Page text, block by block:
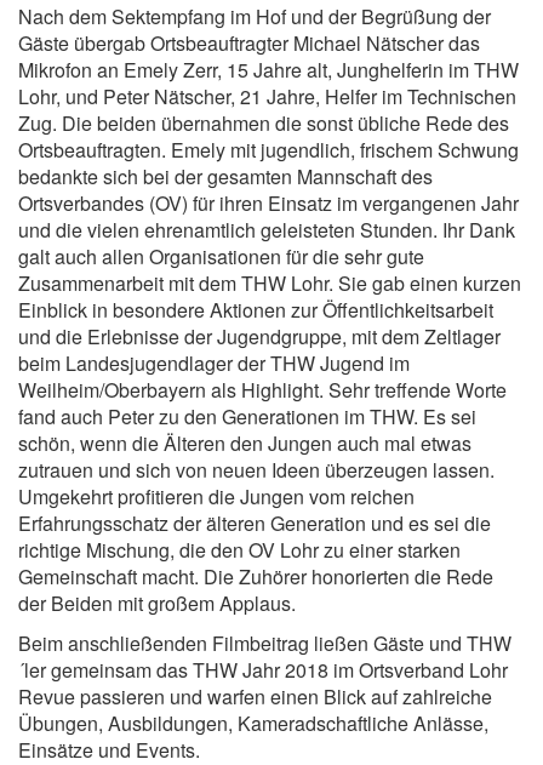
Nach dem Sektempfang im Hof und der Begrüßung der
Gäste übergab Ortsbeauftragter Michael Nätscher das
Mikrofon an Emely Zerr, 15 Jahre alt, Junghelferin im THW
Lohr, und Peter Nätscher, 21 Jahre, Helfer im Technischen
Zug. Die beiden übernahmen die sonst übliche Rede des
Ortsbeauftragten. Emely mit jugendlich, frischem Schwung
bedankte sich bei der gesamten Mannschaft des
Ortsverbandes (OV) für ihren Einsatz im vergangenen Jahr
und die vielen ehrenamtlich geleisteten Stunden. Ihr Dank
galt auch allen Organisationen für die sehr gute
Zusammenarbeit mit dem THW Lohr. Sie gab einen kurzen
Einblick in besondere Aktionen zur Öffentlichkeitsarbeit
und die Erlebnisse der Jugendgruppe, mit dem Zeltlager
beim Landesjugendlager der THW Jugend im
Weilheim/Oberbayern als Highlight. Sehr treffende Worte
fand auch Peter zu den Generationen im THW. Es sei
schön, wenn die Älteren den Jungen auch mal etwas
zutrauen und sich von neuen Ideen überzeugen lassen.
Umgekehrt profitieren die Jungen vom reichen
Erfahrungsschatz der älteren Generation und es sei die
richtige Mischung, die den OV Lohr zu einer starken
Gemeinschaft macht. Die Zuhörer honorierten die Rede
der Beiden mit großem Applaus.
Beim anschließenden Filmbeitrag ließen Gäste und THW
´ler gemeinsam das THW Jahr 2018 im Ortsverband Lohr
Revue passieren und warfen einen Blick auf zahlreiche
Übungen, Ausbildungen, Kameradschaftliche Anlässe,
Einsätze und Events.